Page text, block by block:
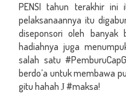
PENSI tahun terakhir ini
pelaksanaannya itu
diseponsori oleh banyak
hadiahnya juga
salah satu
berdo’a untuk membawa
gitu hahah J#maksa!